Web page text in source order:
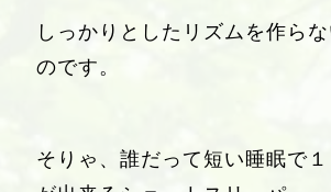
しっかりとしたリズムを作ら
のです。
そりゃ、誰だって短い睡眠で